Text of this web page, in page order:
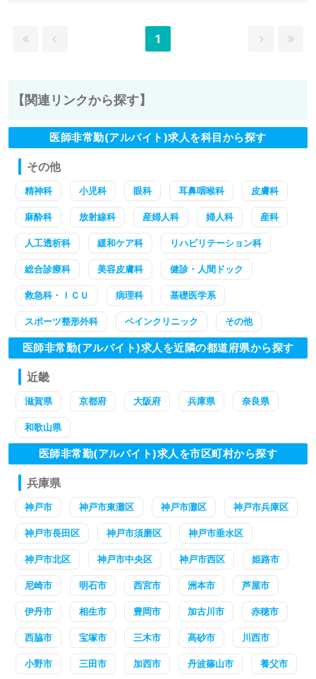
1
【関連リンクから探す】
医師非常勤(アルバイト)求人を科目から探す
その他
精神科 小児科 眼科 耳鼻咽喉科 皮膚科
麻酔科 放射線科 産婦人科 婦人科 産科
人工透析科 緩和ケア科 リハビリテーション科
総合診療科 美容皮膚科 健診・人間ドック
救急科・ＩＣＵ 病理科 基礎医学系
スポーツ整形外科 ペインクリニック その他
医師非常勤(アルバイト)求人を近隣の都道府県から探す
近畿
滋賀県 京都府 大阪府 兵庫県 奈良県
和歌山県
医師非常勤(アルバイト)求人を市区町村から探す
兵庫県
神戸市 神戸市東灘区 神戸市灘区 神戸市兵庫区
神戸市長田区 神戸市須磨区 神戸市垂水区
神戸市北区 神戸市中央区 神戸市西区 姫路市
尼崎市 明石市 西宮市 洲本市 芦屋市
伊丹市 相生市 豊岡市 加古川市 赤穂市
西脇市 宝塚市 三木市 高砂市 川西市
小野市 三田市 加西市 丹波篠山市 養父市